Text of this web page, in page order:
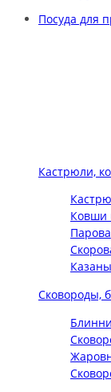
Посуда для
Кастрюли,
Ковши
Казаны
Сковороды,